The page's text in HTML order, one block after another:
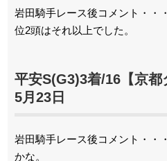
岩田騎手レース後コメント・・
位2頭はそれ以上でした。
平安S(G3)3着/16【京
5月23日
岩田騎手レース後コメント・・
かな。